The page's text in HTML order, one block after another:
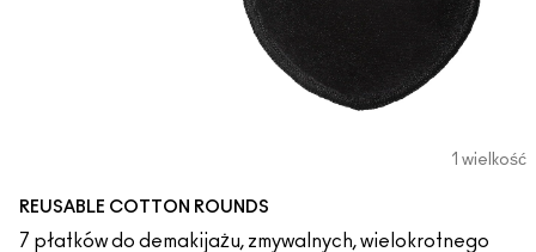
1 wielkość
REUSABLE COTTON ROUNDS
7 płatków do demakijażu, zmywalnych, wielokrotnego